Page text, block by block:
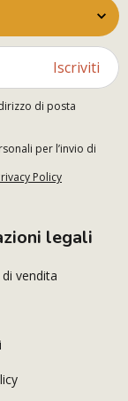
Iscriviti
di posta
per l’invio di
Policy
legali
vendita